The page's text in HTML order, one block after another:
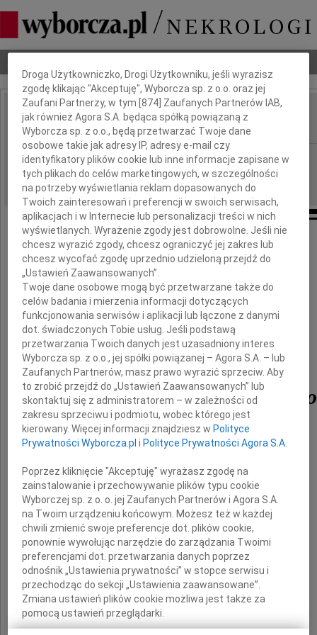
IMIĘ I NAZWISKO: Marek Walczewski
REGION: Warszawa
DATA EMISJI: 29.05.2009
Z głębokim smutkiem żegnamy
Marka Walczewskiego
Żonie i Rodzinie
wyrazy współczucia
Dbamy o Twoją prywatność
Droga Użytkowniczko, Drogi Użytkowniku, jeśli wyrazisz
zgodę klikając "Akceptuję", Wyborcza sp. z o.o. oraz jej
Zaufani Partnerzy, w tym [874] Zaufanych Partnerów IAB,
jak również Agora S.A. będąca spółką powiązaną z
Wyborcza sp. z o.o., będą przetwarzać Twoje dane
osobowe takie jak adresy IP, adresy e-mail czy
identyfikatory plików cookie lub inne informacje zapisane w
tych plikach do celów marketingowych, w szczególności
na potrzeby wyświetlania reklam dopasowanych do
Twoich zainteresowań i preferencji w swoich serwisach,
aplikacjach i w Internecie lub personalizacji treści w nich
wyświetlanych. Wyrażenie zgody jest dobrowolne. Jeśli nie
chcesz wyrazić zgody, chcesz ograniczyć jej zakres lub
chcesz wycofać zgodę uprzednio udzieloną przejdź do
„Ustawień Zaawansowanych”.
Twoje dane osobowe mogą być przetwarzane także do
celów badania i mierzenia informacji dotyczących
funkcjonowania serwisów i aplikacji lub łączone z danymi
dot. świadczonych Tobie usług. Jeśli podstawą
przetwarzania Twoich danych jest uzasadniony interes
Wyborcza sp. z o.o., jej spółki powiązanej – Agora S.A. – lub
Zaufanych Partnerów, masz prawo wyrazić sprzeciw. Aby
to zrobić przejdź do „Ustawień Zaawansowanych” lub
skontaktuj się z administratorem – w zależności od
zakresu sprzeciwu i podmiotu, wobec którego jest
kierowany. Więcej informacji znajdziesz wPolityce
Prywatności Wyborcza.pl iPolityce Prywatności Agora S.A.
Poprzez kliknięcie "Akceptuję" wyrażasz zgodę na
zainstalowanie i przechowywanie plików typu cookie
Wyborczej sp. z o. o. jej Zaufanych Partnerów i Agora S.A.
na Twoim urządzeniu końcowym. Możesz też w każdej
chwili zmienić swoje preferencje dot. plików cookie,
ponownie wywołując narzędzie do zarządzania Twoimi
preferencjami dot. przetwarzania danych poprzez
odnośnik „Ustawienia prywatności” w stopce serwisu i
przechodząc do sekcji „Ustawienia zaawansowane”.
Zmiana ustawień plików cookie możliwa jest także za
pomocą ustawień przeglądarki.